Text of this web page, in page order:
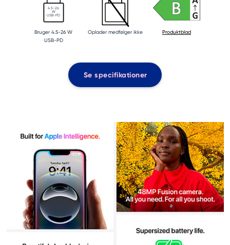
4.5-26
W
USB-PD
Bruger 4.5-26 W
USB-PD
Oplader medfølger ikke Produktblad
Se specifikationer